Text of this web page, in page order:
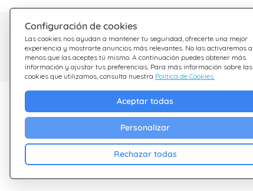
Configuración de cookies
Las cookies nos ayudan a mantener tu seguridad, ofrecerte una mejor
experiencia y mostrarte anuncios más relevantes. No las activaremos a
menos que las aceptes tú mismo. A continuación puedes obtener más
información y ajustar tus preferencias. Para más información sobre las
cookies que utilizamos, consulta nuestra Política de Cookies.
Aceptar todas
Personalizar
Rechazar todas
¿Tienes dudas?
Estamos aquí para ayudarte
Descubre Giftsy
Cashback
Blog
Condiciones
Cookies